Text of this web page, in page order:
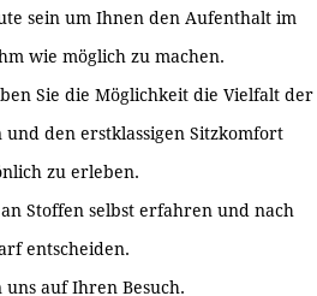
sein um Ihnen den Aufenthalt im
wie möglich zu machen.
Sie die Möglichkeit die Vielfalt der
den erstklassigen Sitzkomfort
zu erleben.
Stoffen selbst erfahren und nach
entscheiden.
auf Ihren Besuch.